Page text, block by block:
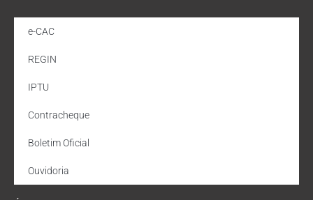
e-CAC
REGIN
IPTU
Contracheque
Boletim Oficial
Ouvidoria